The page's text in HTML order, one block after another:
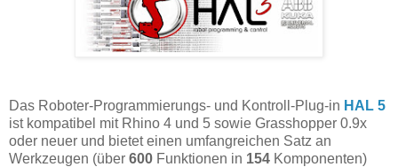
Das Roboter-Programmierungs- und Kontroll-Plug-in HAL 5
ist kompatibel mit Rhino 4 und 5 sowie Grasshopper 0.9x
oder neuer und bietet einen umfangreichen Satz an
Werkzeugen (über 600 Funktionen in 154 Komponenten)